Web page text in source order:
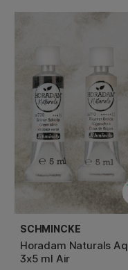
SCHMINCKE
Horadam Naturals
3x5 ml Air